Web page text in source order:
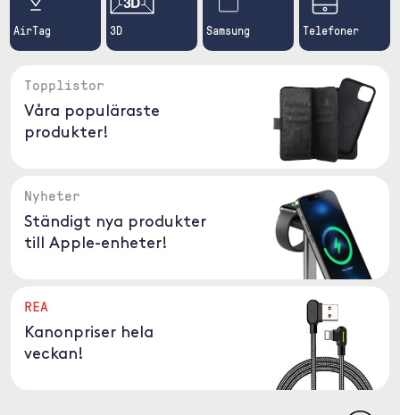
AirTag 3D Samsung Telefoner
Topplistor
Våra populäraste
produkter!
Nyheter
Ständigt nya produkter
till Apple-enheter!
REA
Kanonpriser hela
veckan!